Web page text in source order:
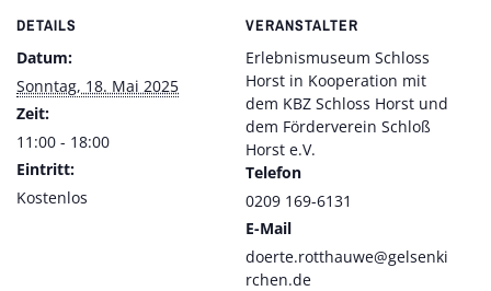
DETAILS
Datum:
Sonntag, 18. Mai 2025
Zeit:
11:00 - 18:00
Eintritt:
Kostenlos
VERANSTALTER
Erlebnismuseum Schloss
Horst in Kooperation mit
dem KBZ Schloss Horst und
dem Förderverein Schloß
Horst e.V.
Telefon
0209 169-6131
E-Mail
doerte.rotthauwe@gelsenki
rchen.de